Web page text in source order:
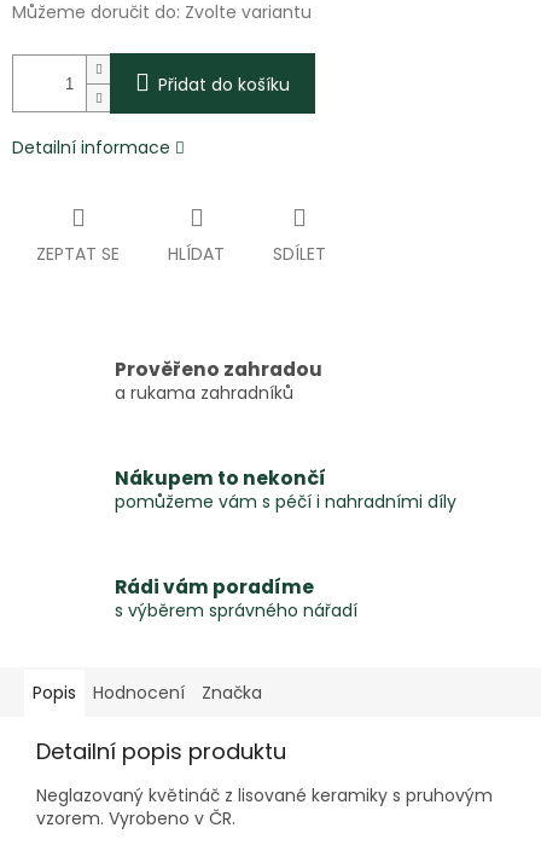
Můžeme doručit do: Zvolte variantu
Přidat do košíku
Detailní informace
ZEPTAT SE HLÍDAT SDÍLET
Prověřeno zahradou
a rukama zahradníků
Nákupem to nekončí
pomůžeme vám s péčí i nahradními díly
Rádi vám poradíme
s výběrem správného nářadí
Popis Hodnocení Značka
Detailní popis produktu
Neglazovaný květináč z lisované keramiky s pruhovým
vzorem. Vyrobeno v ČR.